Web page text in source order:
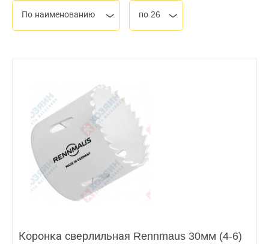
По наименованию по 26
Коронка сверлильная Rennmaus 30мм (4-6)